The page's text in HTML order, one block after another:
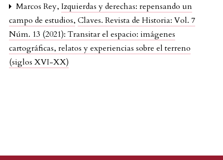
Marcos Rey, Izquierdas y derechas: repensando un
campo de estudios, Claves. Revista de Historia: Vol. 7
Núm. 13 (2021): Transitar el espacio: imágenes
cartográficas, relatos y experiencias sobre el terreno
(siglos XVI-XX)